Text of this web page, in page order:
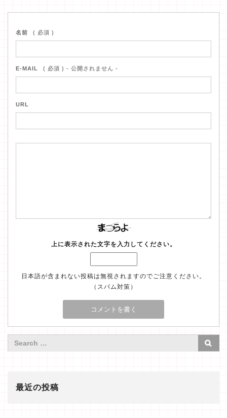
名前 ( 必須 )
E-MAIL ( 必須 ) - 公開されません -
URL
上に表示された文字を入力してください。
日本語が含まれない投稿は無視されますのでご注意ください。
（スパム対策）
最近の投稿